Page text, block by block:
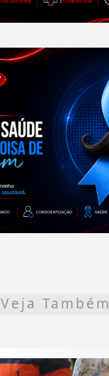
Veja Também